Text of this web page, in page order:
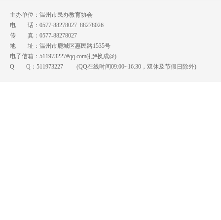
主办单位：温州市民办教育协会
电 话：0577-88278027 88278026
传 真：0577-88278027
地 址：温州市鹿城区惠民路1535号
电子信箱：511973227#qq.com(把#换成@)
Q Q： 511973227 (QQ在线时间09:00~16:30，双休及节假日除外)